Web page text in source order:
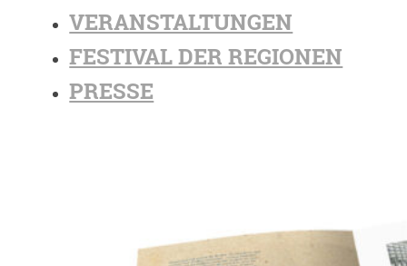
VERANSTALTUNGEN
FESTIVAL DER REGIONEN
PRESSE